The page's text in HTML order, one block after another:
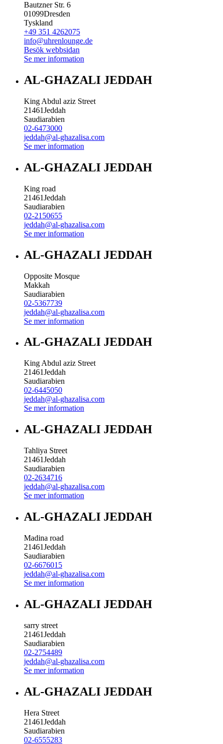
Bautzner Str. 6
01099Dresden
Tyskland
+49 351 4262075
info@uhrenlounge.de
Besök webbsidan
Se mer information
AL-GHAZALI JEDDAH
King Abdul aziz Street
21461Jeddah
Saudiarabien
02-6473000
jeddah@al-ghazalisa.com
Se mer information
AL-GHAZALI JEDDAH
King road
21461Jeddah
Saudiarabien
02-2150655
jeddah@al-ghazalisa.com
Se mer information
AL-GHAZALI JEDDAH
Opposite Mosque
Makkah
Saudiarabien
02-5367739
jeddah@al-ghazalisa.com
Se mer information
AL-GHAZALI JEDDAH
King Abdul aziz Street
21461Jeddah
Saudiarabien
02-6445050
jeddah@al-ghazalisa.com
Se mer information
AL-GHAZALI JEDDAH
Tahliya Street
21461Jeddah
Saudiarabien
02-2634716
jeddah@al-ghazalisa.com
Se mer information
AL-GHAZALI JEDDAH
Madina road
21461Jeddah
Saudiarabien
02-6676015
jeddah@al-ghazalisa.com
Se mer information
AL-GHAZALI JEDDAH
sarry street
21461Jeddah
Saudiarabien
02-2754489
jeddah@al-ghazalisa.com
Se mer information
AL-GHAZALI JEDDAH
Hera Street
21461Jeddah
Saudiarabien
02-6555283